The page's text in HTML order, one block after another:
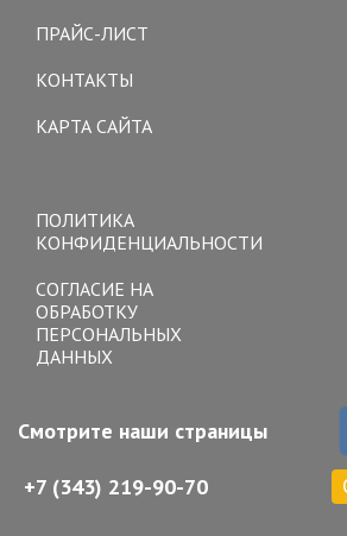
ПРАЙС-ЛИСТ
КОНТАКТЫ
КАРТА САЙТА
ПОЛИТИКА
КОНФИДЕНЦИАЛЬНОСТИ
СОГЛАСИЕ НА
ОБРАБОТКУ
ПЕРСОНАЛЬНЫХ
ДАННЫХ
Смотрите наши страницы
+7 (343) 219-90-70